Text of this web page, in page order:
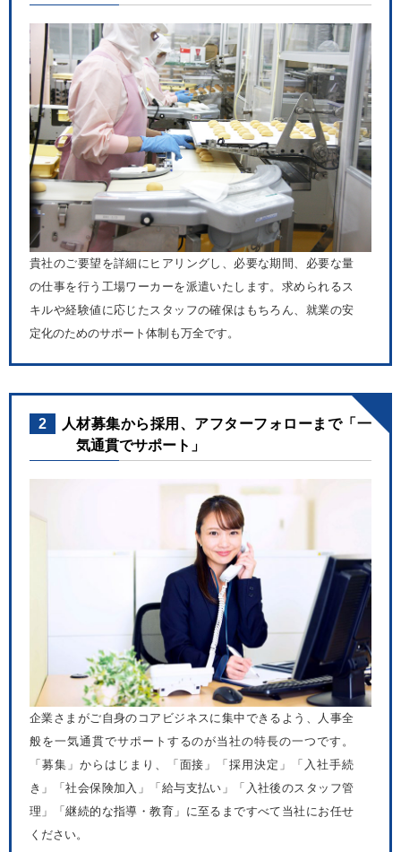
貴社のご要望を詳細にヒアリングし、必要な期間、必要な量
の仕事を行う工場ワーカーを派遣いたします。求められるス
キルや経験値に応じたスタッフの確保はもちろん、就業の安
定化のためのサポート体制も万全です。
2
人材募集から採用、アフターフォローまで「一
気通貫でサポート」
企業さまがご自身のコアビジネスに集中できるよう、人事全
般を一気通貫でサポートするのが当社の特長の一つです。
「募集」からはじまり、「面接」「採用決定」「入社手続
き」「社会保険加入」「給与支払い」「入社後のスタッフ管
理」「継続的な指導・教育」に至るまですべて当社にお任せ
ください。